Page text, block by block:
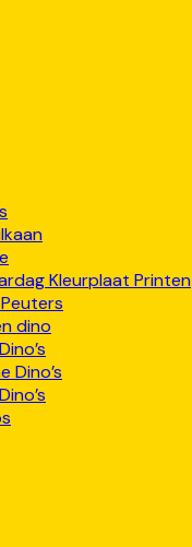
Kleurplaat Printen
dino
Dino’s